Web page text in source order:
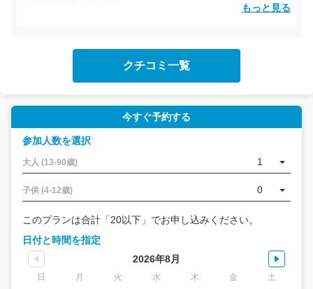
もっと見る
クチコミ一覧
今すぐ予約する
参加人数を選択
大人 (13-90歳) 1
子供 (4-12歳) 0
このプランは合計「20以下」でお申し込みください。
日付と時間を指定
2026年8月
日 月 火 水 木 金 土